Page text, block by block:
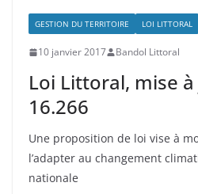
GESTION DU TERRITOIRE LOI LITTORAL
10 janvier 2017 Bandol Littoral
Loi Littoral, mise
16.266
Une proposition de loi vise à
l’adapter au changement
nationale